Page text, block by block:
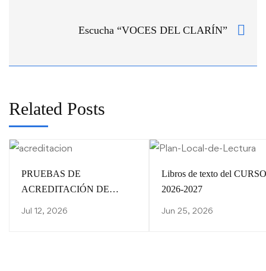
Escucha “VOCES DEL CLARÍN”
Related Posts
PRUEBAS DE
ACREDITACIÓN DE
Jul 12, 2026
Libros de texto del CURSO
2026-2027
Jun 25, 2026